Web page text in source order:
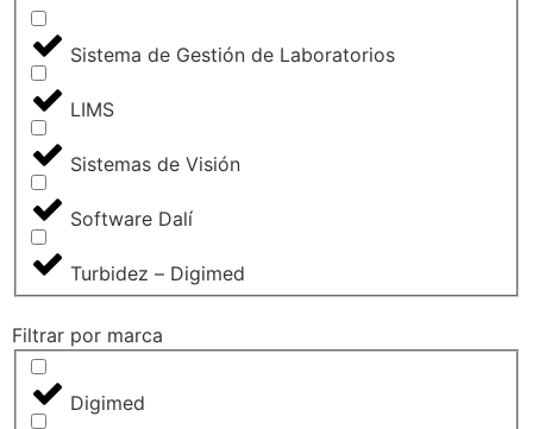
Sistema de Gestión de Laboratorios
LIMS
Sistemas de Visión
Software Dalí
Turbidez – Digimed
Filtrar por marca
Digimed